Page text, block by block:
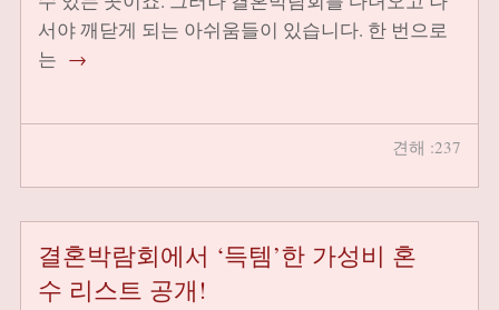
서야 깨닫게 되는 아쉬움들이 있습니다. 한 번으로
는 →
견해 :237
결혼박람회에서 ‘득템’한 가성비 혼
수 리스트 공개!